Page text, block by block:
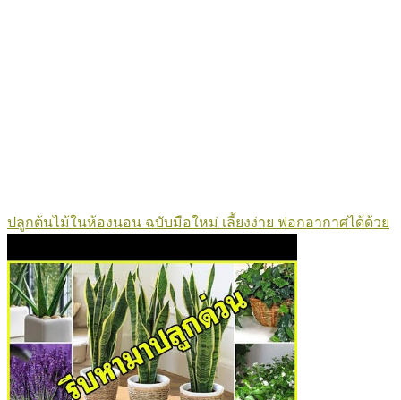
ปลูกต้นไม้ในห้องนอน ฉบับมือใหม่ เลี้ยงง่าย ฟอกอากาศได้ด้วย